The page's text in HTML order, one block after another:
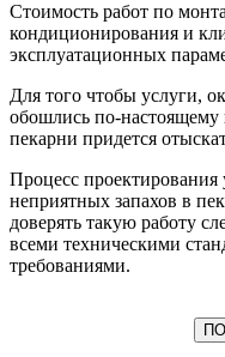
Стоимость работ по
кондиционирования и
эксплуатационных
Для того чтобы услуги,
обошлись по-настоящему
пекарни придется
Процесс проектирования
неприятных запахов в
доверять такую работу
всеми техническими
требованиями.